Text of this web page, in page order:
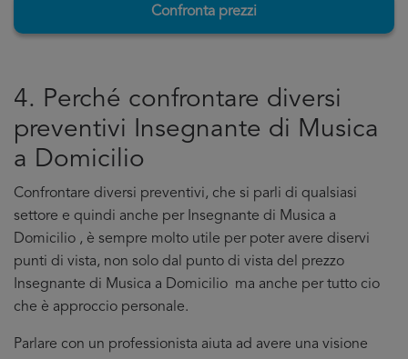
Confronta prezzi
4. Perché confrontare diversi
preventivi Insegnante di Musica
a Domicilio
Confrontare diversi preventivi, che si parli di qualsiasi
settore e quindi anche per Insegnante di Musica a
Domicilio , è sempre molto utile per poter avere diservi
punti di vista, non solo dal punto di vista del prezzo
Insegnante di Musica a Domicilio ma anche per tutto cio
che è approccio personale.
Parlare con un professionista aiuta ad avere una visione